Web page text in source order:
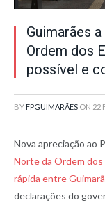
Guimarães
Ordem dos
possível e
BY FPGUIMARÃES ON 22
Nova apreciação ao
Norte da Ordem dos
rápida entre
declarações do